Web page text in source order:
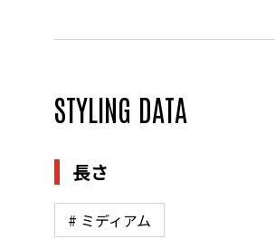
STYLING DATA
長さ
# ミディアム